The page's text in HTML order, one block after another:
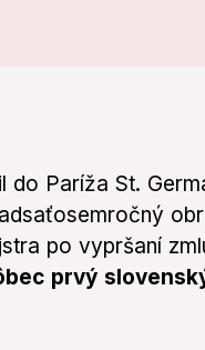
do Paríža St.
po vypršaní
prvý